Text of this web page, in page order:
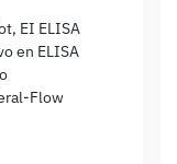
EI ELISA
en ELISA
Flow